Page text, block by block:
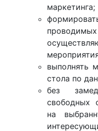
маркетинга;
выполнять
стола по
без
свободных
на